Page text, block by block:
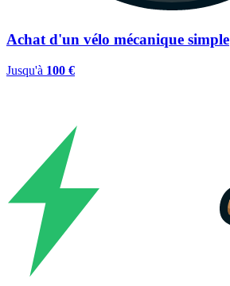
Achat d'un vélo mécanique simple
Jusqu'à 100 €